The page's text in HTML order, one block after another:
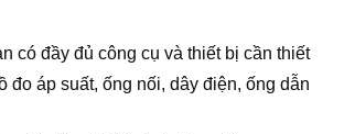
có đầy đủ công cụ và thiết bị cần thiết
đo áp suất, ống nối, dây điện, ống dẫn